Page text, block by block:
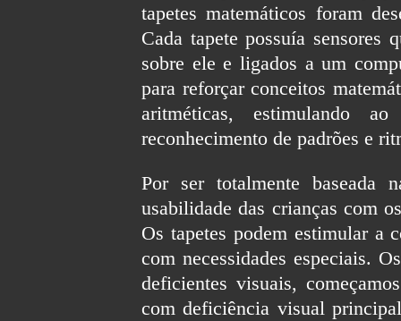
tapetes matemáticos foram
Cada tapete possuía sensores
sobre ele e ligados a um
para reforçar conceitos
aritméticas, estimulando
reconhecimento de padrões e
Por ser totalmente baseada
usabilidade das crianças com
Os tapetes podem estimular a
com necessidades especiais.
deficientes visuais,
com deficiência visual